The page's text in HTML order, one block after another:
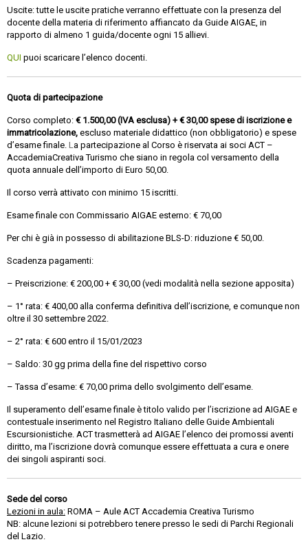
Uscite: tutte le uscite pratiche verranno effettuate con la presenza del
docente della materia di riferimento affiancato da Guide AIGAE, in
rapporto di almeno 1 guida/docente ogni 15 allievi.
QUI puoi scaricare l’elenco docenti.
Quota di partecipazione
Corso completo: € 1.500,00 (IVA esclusa) + € 30,00 spese di iscrizione e
immatricolazione, escluso materiale didattico (non obbligatorio) e spese
d’esame finale. La partecipazione al Corso è riservata ai soci ACT –
AccademiaCreativa Turismo che siano in regola col versamento della
quota annuale dell’importo di Euro 50,00.
Il corso verrà attivato con minimo 15 iscritti.
Esame finale con Commissario AIGAE esterno: € 70,00
Per chi è già in possesso di abilitazione BLS-D: riduzione € 50,00.
Scadenza pagamenti:
– Preiscrizione: € 200,00 + € 30,00 (vedi modalità nella sezione apposita)
– 1° rata: € 400,00 alla conferma definitiva dell’iscrizione, e comunque non
oltre il 30 settembre 2022.
– 2° rata: € 600 entro il 15/01/2023
– Saldo: 30 gg prima della fine del rispettivo corso
– Tassa d’esame: € 70,00 prima dello svolgimento dell’esame.
Il superamento dell’esame finale è titolo valido per l’iscrizione ad AIGAE e
contestuale inserimento nel Registro Italiano delle Guide Ambientali
Escursionistiche. ACT trasmetterà ad AIGAE l’elenco dei promossi aventi
diritto, ma l’iscrizione dovrà comunque essere effettuata a cura e onere
dei singoli aspiranti soci.
Sede del corso
Lezioni in aula: ROMA – Aule ACT Accademia Creativa Turismo
NB: alcune lezioni si potrebbero tenere presso le sedi di Parchi Regionali
del Lazio.